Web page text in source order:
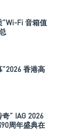
”Wi-Fi 音箱值
香港高
” IAG 2026
周年盛典在